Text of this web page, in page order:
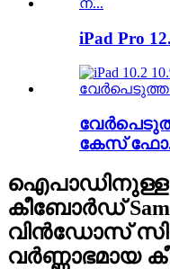
iPad Pro
കേസ്
ഐപാഡിനുള്ള
കീബോർഡ്
വിൻഡോസ്
വർണ്ണാഭമായ